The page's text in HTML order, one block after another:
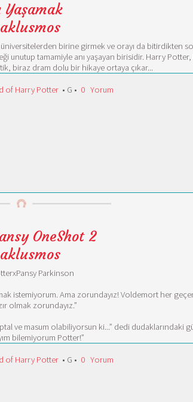
Yaşamak
birine girmek ve orayı da bitirdikten
tamamiyle anı yaşayan birisidir. Harry
biraz dram dolu bir hikaye ortaya çıkar...
of Harry Potter • G • 0 Yorum
OneShot 2
Parkinson
istemiyorum. Ama zorundayız! Voldemort her
olmak zorundayız.”
masum olabiliyorsun ki...” dedi dudaklarındaki
bilemiyorum Potter!”
of Harry Potter • G • 0 Yorum